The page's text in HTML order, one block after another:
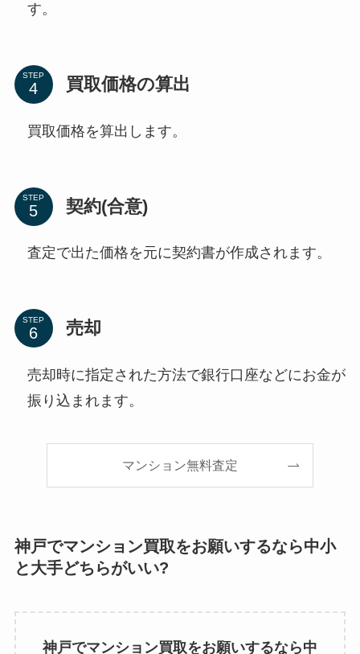
す。
STEP 買取価格の算出
買取価格を算出します。
STEP 契約(合意)
査定で出た価格を元に契約書が作成されます。
STEP 売却
売却時に指定された方法で銀行口座などにお金が
振り込まれます。
マンション無料査定
神戸でマンション買取をお願いするなら中小
と大手どちらがいい?
神戸でマンション買取をお願いするなら中